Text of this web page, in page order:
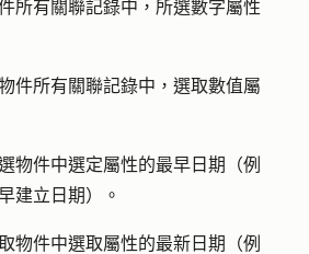
所有關聯記錄中，所選數字屬性
件所有關聯記錄中，選取數值屬
物件中選定屬性的最早日期（例
建立日期）。
物件中選取屬性的最新日期（例